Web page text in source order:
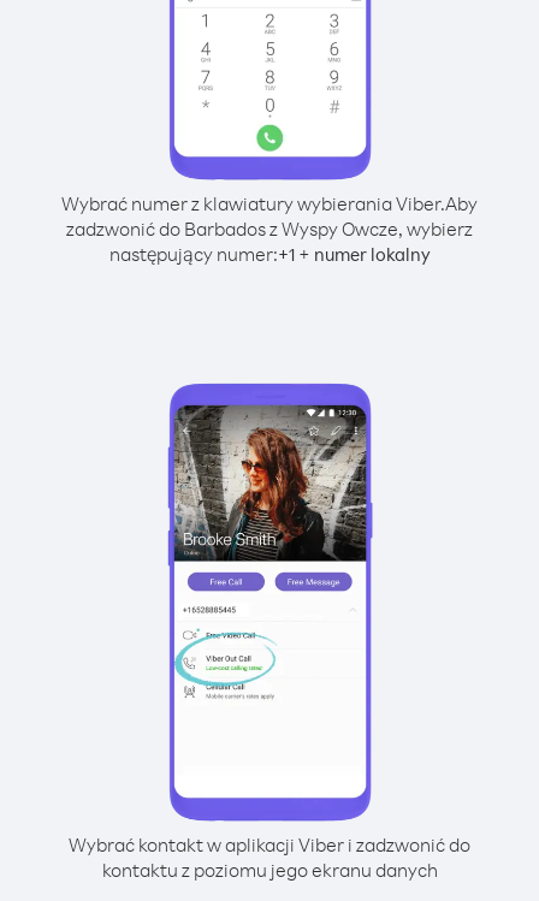
Wybrać numer z klawiatury wybierania Viber.Aby
zadzwonić do Barbados z Wyspy Owcze, wybierz
następujący numer:+1+ numer lokalny
Wybrać kontakt w aplikacji Viber i zadzwonić do
kontaktu z poziomu jego ekranu danych